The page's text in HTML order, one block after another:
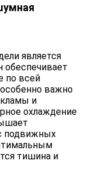
является
по всей
важно
и
охлаждение
подвижных
тишина и